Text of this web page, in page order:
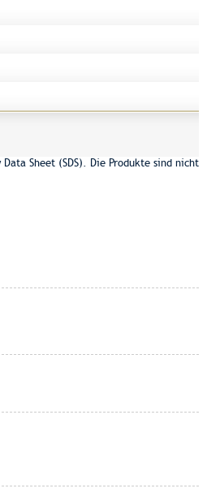
Sheet (SDS). Die Produkte sind nicht